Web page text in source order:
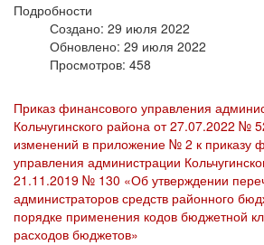
Подробности
Создано: 29 июля 2022
Обновлено: 29 июля 2022
Просмотров: 458
Приказ финансового управления
Кольчугинского района от 27.07.2022 №
изменений в приложение № 2 к приказу
управления администрации
21.11.2019 № 130 «Об утверждении
администраторов средств районного
порядке применения кодов бюджетной
расходов бюджетов»